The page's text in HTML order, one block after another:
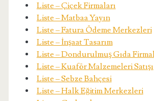
Liste – Çiçek Firmaları
Liste – Matbaa Yayın
Liste – Fatura Ödeme Merkezleri
Liste – İnşaat Tasarım
Liste – Dondurulmuş Gıda
Liste – Kuaför Malzemeleri Satışı
Liste – Sebze Bahçesi
Liste – Halk Eğitim Merkezleri